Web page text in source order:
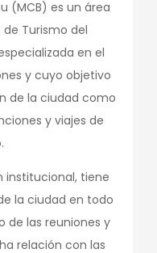
(MCB) es un área
Turismo del
en el
y cuyo objetivo
de la ciudad como
y viajes de
institucional, tiene
la ciudad en todo
de las reuniones y
relación con las